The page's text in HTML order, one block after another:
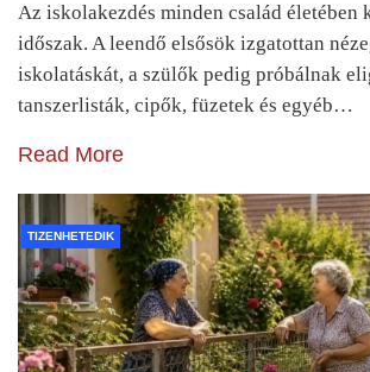
Az iskolakezdés minden család életében
időszak. A leendő elsősök izgatottan
iskolatáskát, a szülők pedig próbálnak
tanszerlisták, cipők, füzetek és egyéb…
Read More
TIZENHETEDIK